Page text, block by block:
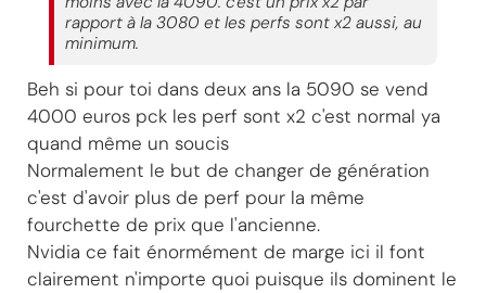
rapport à la 3080 et les perfs sont x2 aussi, au
minimum.
Beh si pour toi dans deux ans la 5090 se vend
4000 euros pck les perf sont x2 c'est normal ya
quand même un soucis
Normalement le but de changer de génération
c'est d'avoir plus de perf pour la même
fourchette de prix que l'ancienne.
Nvidia ce fait énormément de marge ici il font
clairement n'importe quoi puisque ils dominent le